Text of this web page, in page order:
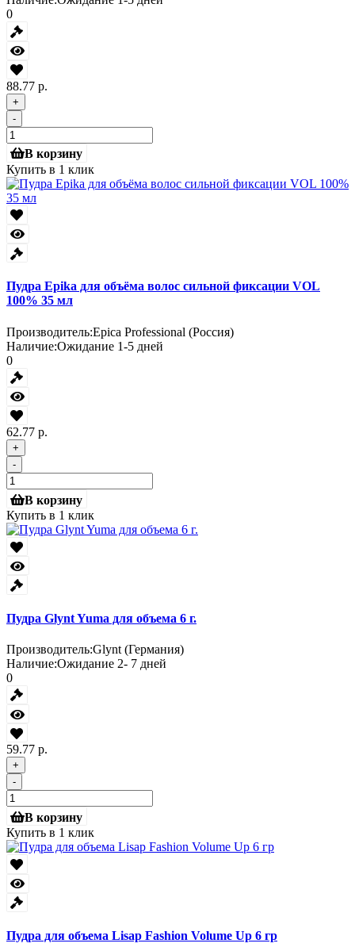
0
88.77 р.
+
-
В корзину
Купить в 1 клик
Пудра Epika для объёма волос сильной фиксации VOL
100% 35 мл
Производитель:Epica Professional (Россия)
Наличие:Ожидание 1-5 дней
0
62.77 р.
+
-
В корзину
Купить в 1 клик
Пудра Glynt Yuma для объема 6 г.
Производитель:Glynt (Германия)
Наличие:Ожидание 2- 7 дней
0
59.77 р.
+
-
В корзину
Купить в 1 клик
Пудра для объема Lisap Fashion Volume Up 6 гр